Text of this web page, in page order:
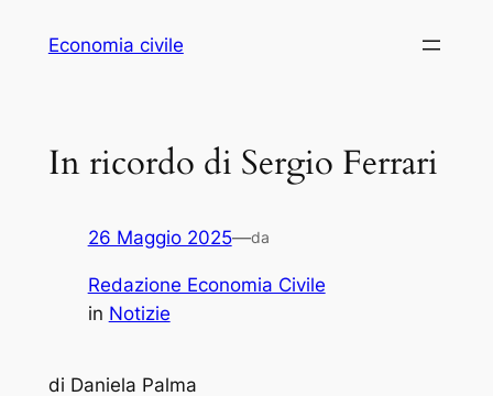
Economia civile
In ricordo di Sergio Ferrari
26 Maggio 2025—da
Redazione Economia Civile
in Notizie
di Daniela Palma